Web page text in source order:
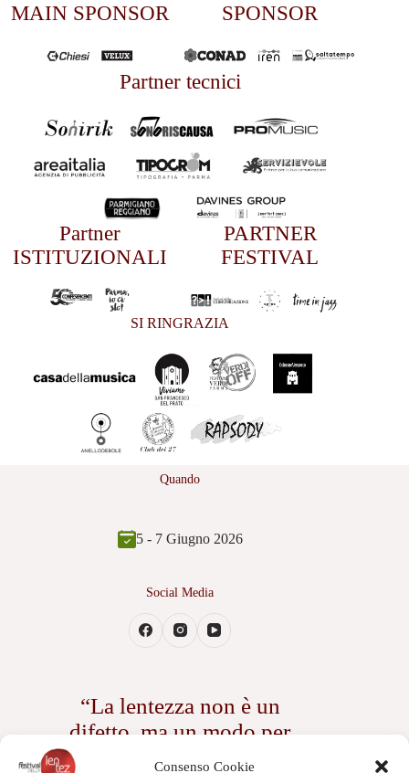
Consenso Cookie
MAIN SPONSOR SPONSOR
Partner tecnici
Partner
ISTITUZIONALI
PARTNER
FESTIVAL
SI RINGRAZIA
Quando
5 - 7 Giugno 2026
Social Media
“La lentezza non è un
difetto, ma un modo per
assaporare ogni istante della